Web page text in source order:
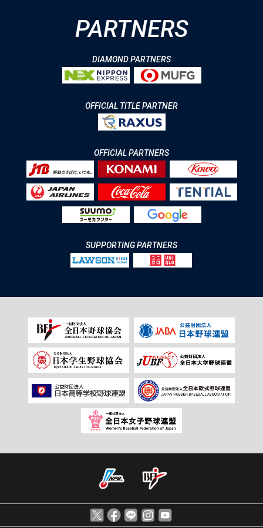
PARTNERS
DIAMOND PARTNERS
OFFICIAL TITLE PARTNER
OFFICIAL PARTNERS
SUPPORTING PARTNERS